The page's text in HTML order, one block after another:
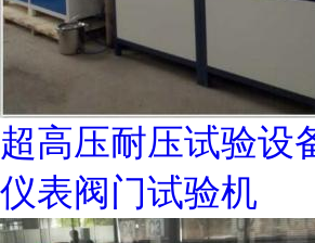
超高压耐压试验设
仪表阀门试验机